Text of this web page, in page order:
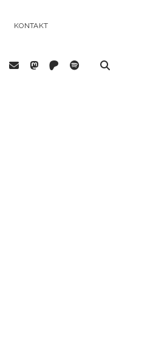
KONTAKT
emailmastodon
patreonspotify